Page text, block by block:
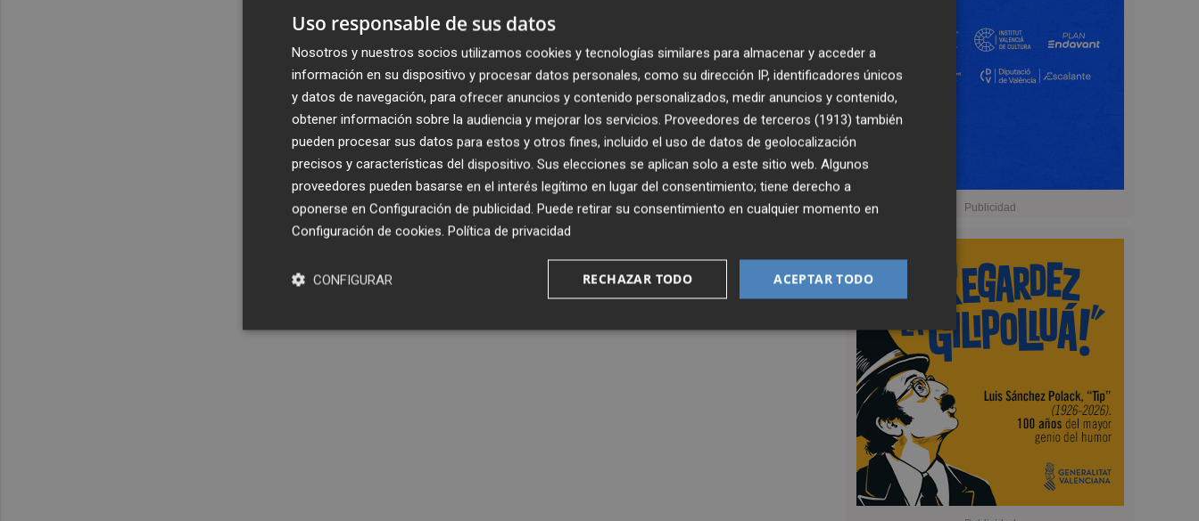
Uso responsable de sus datos
Nosotros y nuestros socios utilizamos cookies y tecnologías similares para almacenar y acceder a
información en su dispositivo y procesar datos personales, como su dirección IP, identificadores únicos
y datos de navegación, para ofrecer anuncios y contenido personalizados, medir anuncios y contenido,
obtener información sobre la audiencia y mejorar los servicios. Proveedores de terceros (1913) también
pueden procesar sus datos para estos y otros fines, incluido el uso de datos de geolocalización
precisos y características del dispositivo. Sus elecciones se aplican solo a este sitio web. Algunos
proveedores pueden basarse en el interés legítimo en lugar del consentimiento; tiene derecho a
oponerse en Configuración de publicidad. Puede retirar su consentimiento en cualquier momento en
Configuración de cookies. Política de privacidad
ACEPTAR TODO
RECHAZAR TODO
CONFIGURAR